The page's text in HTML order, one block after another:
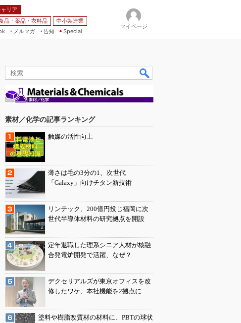
ャリア
品・薬品・衣料品
中小製造業
メルマガ
告知 Special
マイページ
素材／化学の記事ランキング
触媒の活性向上
薄さは毛の3分の1、次世代
「Galaxy」向けチタン新技術
リンテック、200億円投じ福岡に次
世代半導体材料の研究拠点を開設
定年退職した理系シニア人材が核融
合発電炉開発で活躍、なぜ？
デクセリアルズが東京オフィスを改
修したワケ、本社機能を2拠点に
塗料や樹脂改質材の材料に、PBTの球状